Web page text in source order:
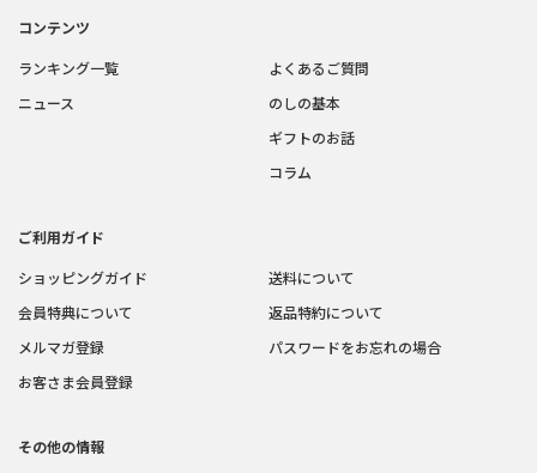
コンテンツ
ランキング一覧
ニュース
よくあるご質問
のしの基本
ギフトのお話
コラム
ご利用ガイド
ショッピングガイド
会員特典について
メルマガ登録
お客さま会員登録
送料について
返品特約について
パスワードをお忘れの場合
その他の情報